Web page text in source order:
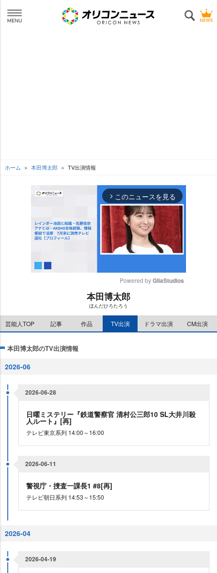
ホーム 本田博太郎 TV出演情報
arrow_forward_ios このニュースを見る
e
Powered by GliaStudios
本田博太郎
ほんだひろたろう
芸能人TOP 記事 作品 TV出演 ドラマ出演 CM出演
本田博太郎のTV出演情報
2026-06
2026-06-28
日曜ミステリー『鉄道警察官 清村公三郎10 SL大井川殺
人ルート』[再]
テレビ東京系列 14:00～16:00
2026-06-11
警視庁・捜査一課長1 #8[再]
テレビ朝日系列 14:53～15:50
2026-04
2026-04-19